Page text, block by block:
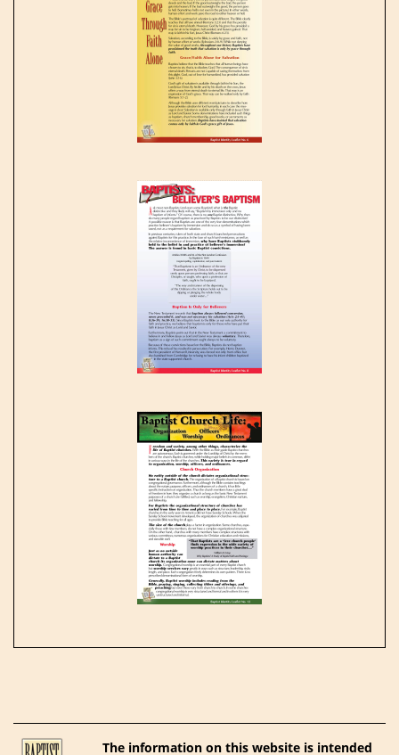
The information on this website is intended